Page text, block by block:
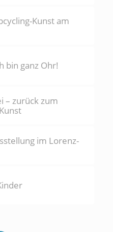
Kunst am
bin ganz Ohr!
– zurück zum
im Lorenz-